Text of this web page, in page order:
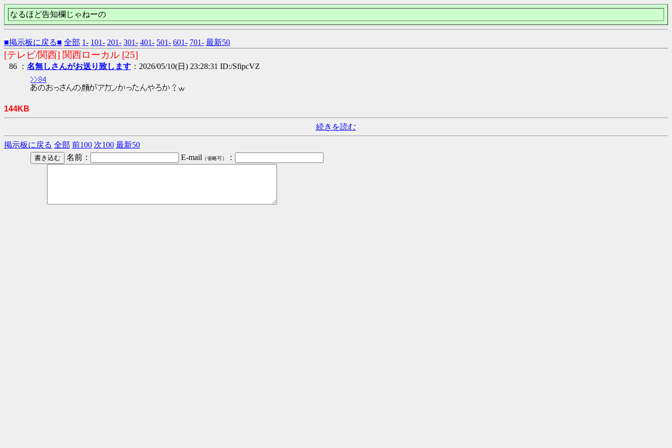
なるほど告知欄じゃねーの
■掲示板に戻る■ 全部 1- 101- 201- 301- 401- 501- 601- 701- 最新50
[テレビ/関西] 関西ローカル [25]
86 ： 名無しさんがお送り致します ：2026/05/10(日) 23:28:31 ID:/SfipcVZ
>>84
あのおっさんの顔がアカンかったんやろか？ｗ
144KB
続きを読む
掲示板に戻る 全部 前100 次100 最新50
名前：
E-mail （省略可） ：